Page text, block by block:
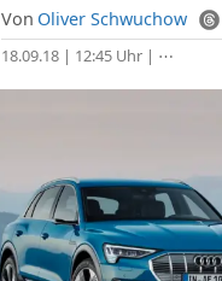
Von Oliver Schwuchow
18.09.18 | 12:45 Uhr | ⋯